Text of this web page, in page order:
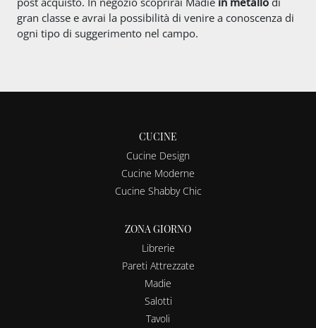
gran classe e avrai la possibilità di venire a conoscenza di
ogni tipo di suggerimento nel campo.
CUCINE
Cucine Design
Cucine Moderne
Cucine Shabby Chic
ZONA GIORNO
Librerie
Pareti Attrezzate
Madie
Salotti
Tavoli